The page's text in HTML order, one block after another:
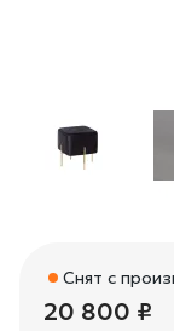
Снят с
20 800 ₽